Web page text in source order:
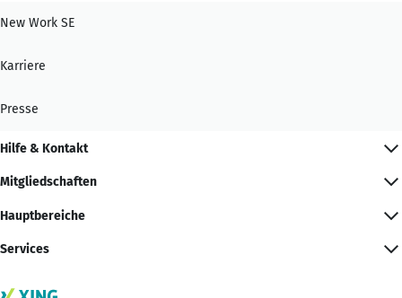
New Work SE
Karriere
Presse
Hilfe & Kontakt
Mitgliedschaften
Hauptbereiche
Services